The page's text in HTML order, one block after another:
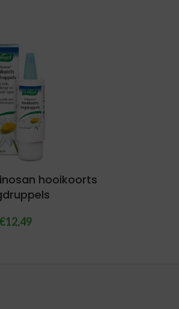
hooikoorts
€12,49